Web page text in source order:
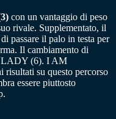
con un vantaggio di peso
rivale. Supplementato, il
passare il palo in testa per
Il cambiamento di
(6). I AM
su questo percorso
essere piuttosto